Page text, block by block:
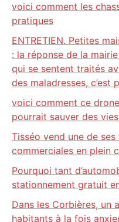
voici comment les
pratiques
ENTRETIEN. Petites
: la réponse de la
qui se sentent traités
des maladresses, c’est
voici comment ce
pourrait sauver des vies
Tisséo vend une de
commerciales en plein
Pourquoi tant
stationnement gratuit
Dans les Corbières, un
habitants à la fois